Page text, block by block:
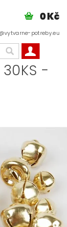
potreby.eu
0 Kč
30KS -